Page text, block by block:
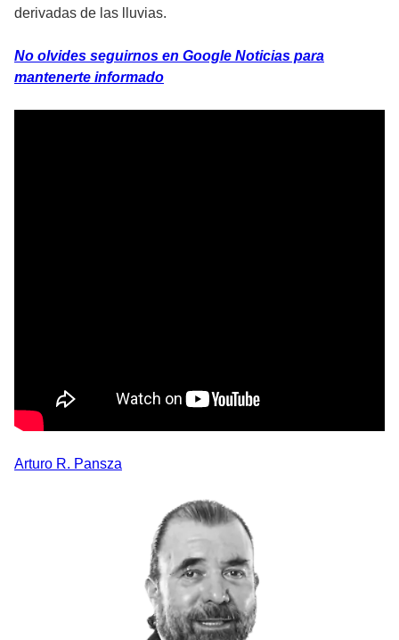
derivadas de las lluvias.
No olvides seguirnos en Google Noticias para
mantenerte informado
Arturo R. Pansza